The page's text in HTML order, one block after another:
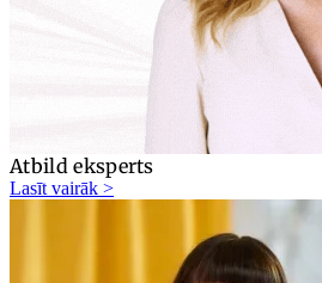
Atbild eksperts
Lasīt vairāk >